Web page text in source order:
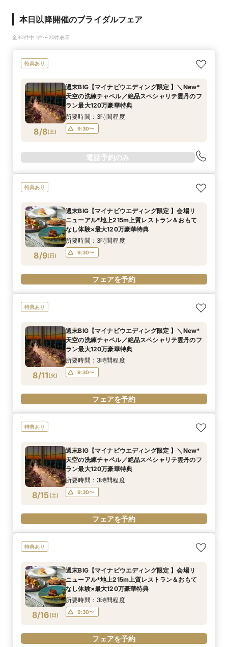
本日以降開催のブライダルフェア
全30件中 1件〜20件表示
特典あり
8/8(土)
週末BIG【マイナビウエディング限定 】＼New*
天空の洗練チャペル／絶品スペシャリテ雲丹のフ
ラン最大120万豪華特典
所要時間：3時間程度
9:30〜
電話予約のみ
特典あり
8/9(日)
週末BIG【マイナビウエディング限定 】会場リ
ニューアル*地上215m上質レストラン＆おもて
なし体験×最大120万豪華特典
所要時間：3時間程度
9:30〜
フェアを予約
特典あり
8/11(火)
週末BIG【マイナビウエディング限定 】＼New*
天空の洗練チャペル／絶品スペシャリテ雲丹のフ
ラン最大120万豪華特典
所要時間：3時間程度
9:30〜
フェアを予約
特典あり
8/15(土)
週末BIG【マイナビウエディング限定 】＼New*
天空の洗練チャペル／絶品スペシャリテ雲丹のフ
ラン最大120万豪華特典
所要時間：3時間程度
9:30〜
フェアを予約
特典あり
8/16(日)
週末BIG【マイナビウエディング限定 】会場リ
ニューアル*地上215m上質レストラン＆おもて
なし体験×最大120万豪華特典
所要時間：3時間程度
9:30〜
フェアを予約